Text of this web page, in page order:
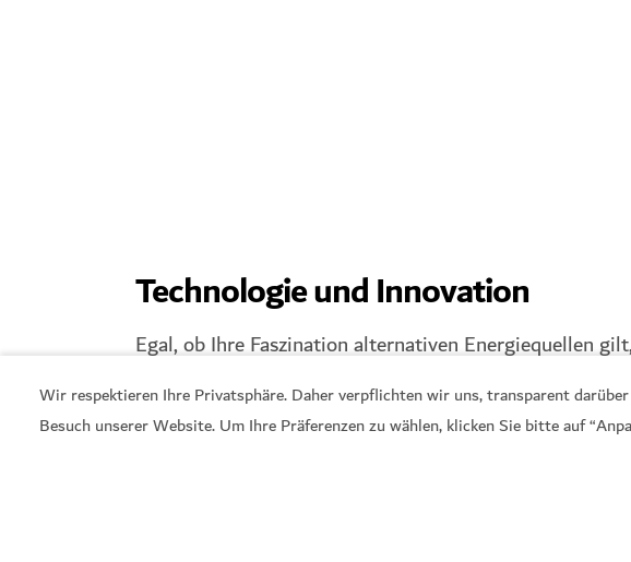
Wir respektieren Ihre Privatsphäre. Daher verpflichten wir uns, transparent
Besuch unserer Website. Um Ihre Präferenzen zu wählen, klicken Sie bitte auf
Technologie und Innovation
Egal, ob Ihre Faszination alternativen Energiequellen